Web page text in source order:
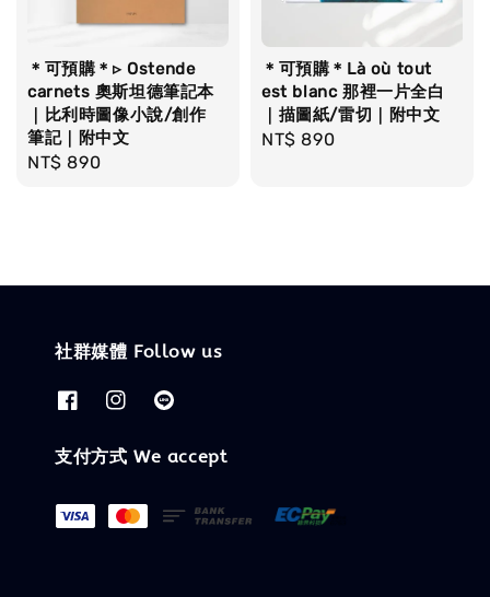
＊可預購＊▹ Ostende
carnets 奧斯坦德筆記本
｜比利時圖像小說/創作
筆記｜附中文
Regular
NT$ 890
＊可預購＊Là où tout
est blanc 那裡一片全白
｜描圖紙/雷切｜附中文
Regular
NT$ 890
社群媒體 Follow us
支付方式 We accept